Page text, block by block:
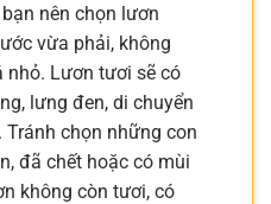
nên chọn lươn
vừa phải, không
nhỏ. Lươn tươi sẽ có
lưng đen, di chuyển
Tránh chọn những con
đã chết hoặc có mùi
không còn tươi, có